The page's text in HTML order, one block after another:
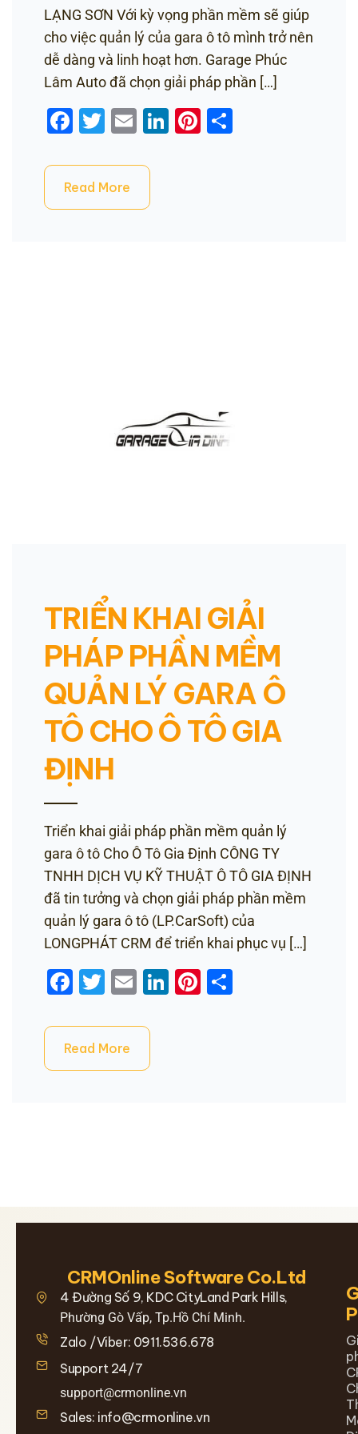
LẠNG SƠN Với kỳ vọng phần mềm sẽ giúp
cho việc quản lý của gara ô tô mình trở nên
dễ dàng và linh hoạt hơn. Garage Phúc
Lâm Auto đã chọn giải pháp phần […]
Facebook
Twitter
EmailLinkedIn
Pinterest
Read More
TRIỂN KHAI GIẢI
PHÁP PHẦN MỀM
QUẢN LÝ GARA Ô
TÔ CHO Ô TÔ GIA
ĐỊNH
Triển khai giải pháp phần mềm quản lý
gara ô tô Cho Ô Tô Gia Định CÔNG TY
TNHH DỊCH VỤ KỸ THUẬT Ô TÔ GIA ĐỊNH
đã tin tưởng và chọn giải pháp phần mềm
quản lý gara ô tô (LP.CarSoft) của
LONGPHÁT CRM để triển khai phục vụ […]
Facebook
Twitter
EmailLinkedIn
Pinterest
Read More
CRMOnline Software Co.Ltd
4 Đường Số 9, KDC CityLand Park Hills,
Phường Gò Vấp, Tp.Hồ Chí Minh.
Zalo /Viber: 0911.536.678
Support 24/7
support@crmonline.vn
Sales: info@crmonline.vn